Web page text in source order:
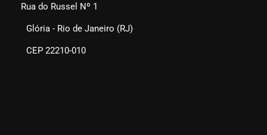
Rua do Russel Nº 1
Glória - Rio de Janeiro (RJ)
CEP 22210-010